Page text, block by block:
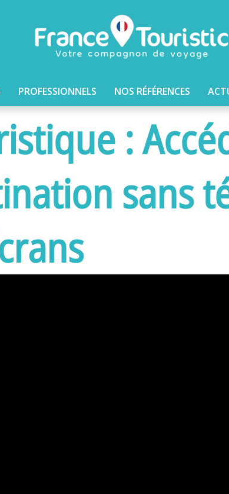
PROFESSIONNELS NOS RÉFÉRENCES
:
sans